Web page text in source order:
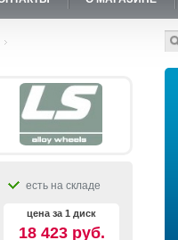
есть на складе
цена за 1 диск
18 423 руб.